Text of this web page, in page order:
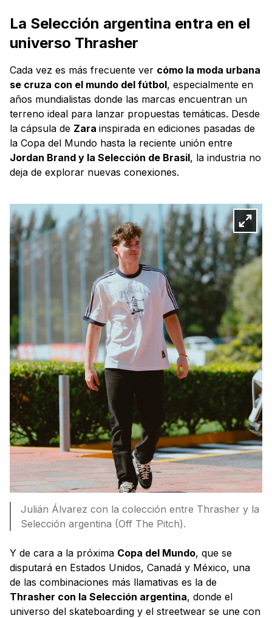
La Selección argentina entra en el
universo Thrasher
Cada vez es más frecuente ver cómo la moda urbana
se cruza con el mundo del fútbol, especialmente en
años mundialistas donde las marcas encuentran un
terreno ideal para lanzar propuestas temáticas. Desde
la cápsula de Zara inspirada en ediciones pasadas de
la Copa del Mundo hasta la reciente unión entre
Jordan Brand y la Selección de Brasil, la industria no
deja de explorar nuevas conexiones.
Julián Álvarez con la colección entre Thrasher y la
Selección argentina (Off The Pitch).
Y de cara a la próxima Copa del Mundo, que se
disputará en Estados Unidos, Canadá y México, una
de las combinaciones más llamativas es la de
Thrasher con la Selección argentina, donde el
universo del skateboarding y el streetwear se une con